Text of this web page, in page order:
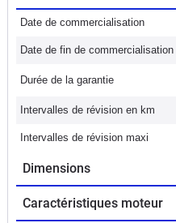
Date de commercialisation
Date de fin de commercialisation
Durée de la garantie
Intervalles de révision en km
Intervalles de révision maxi
Dimensions
Caractéristiques moteur